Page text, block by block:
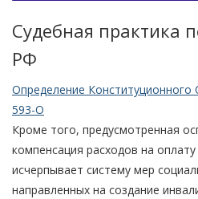
Судебная практика
РФ
Определение Конституционного
593-О
Кроме того, предусмотренная
компенсация расходов на
исчерпывает систему мер
направленных на создание